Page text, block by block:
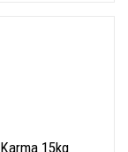
15kg